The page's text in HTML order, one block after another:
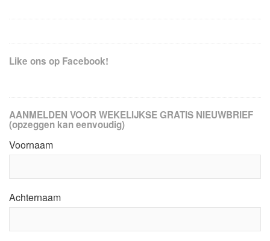
Like ons op Facebook!
AANMELDEN VOOR WEKELIJKSE GRATIS NIEUWBRIEF
(opzeggen kan eenvoudig)
Voornaam
Achternaam